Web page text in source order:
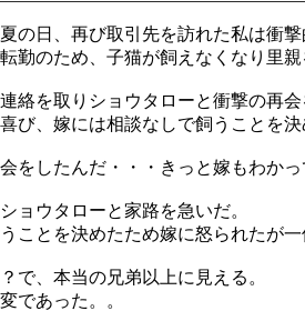
の日、再び取引先を訪れた私は衝撃
勤のため、子猫が飼えなくなり里
絡を取りショウタローと衝撃の再会
び、嫁には相談なしで飼うことを決
をしたんだ・・・きっと嫁もわか
ョウタローと家路を急いだ。
ことを決めたため嫁に怒られたが
で、本当の兄弟以上に見える。
であった。。